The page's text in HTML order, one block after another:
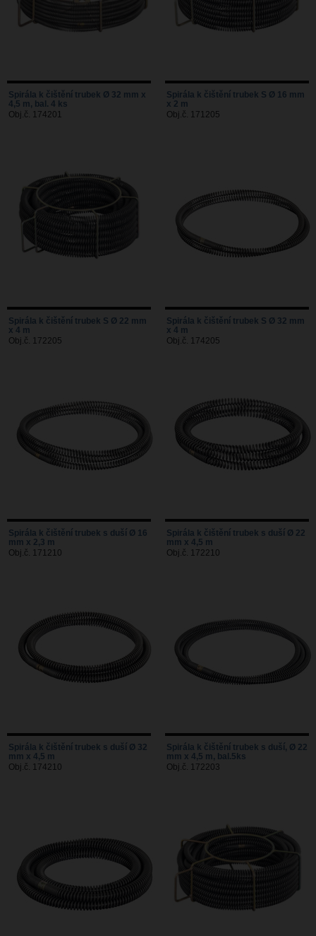
Spirála k čištění trubek Ø 32 mm x
4,5 m, bal. 4 ks
Obj.č. 174201
Spirála k čištění trubek S Ø 16 mm
x 2 m
Obj.č. 171205
Spirála k čištění trubek S Ø 22 mm
x 4 m
Obj.č. 172205
Spirála k čištění trubek S Ø 32 mm
x 4 m
Obj.č. 174205
Spirála k čištění trubek s duší Ø 16
mm x 2,3 m
Obj.č. 171210
Spirála k čištění trubek s duší Ø 22
mm x 4,5 m
Obj.č. 172210
Spirála k čištění trubek s duší Ø 32
mm x 4,5 m
Obj.č. 174210
Spirála k čištění trubek s duší, Ø 22
mm x 4,5 m, bal.5ks
Obj.č. 172203